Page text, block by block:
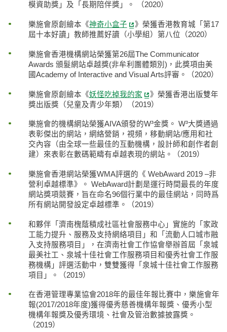
模資助獎」及「長期陪伴獎」。 （2020）
樂施會原創繪本《神奇小盒子
》榮獲香港教育城「第17
屆十本好讀」教師推薦好讀（小學組）第八位（2020）
樂施會香港機構網站榮獲第26屆The Communicator
Awards 頒髮網站卓越獎(非牟利團體類別)，此獎項由美
國Academy of Interactive and Visual Arts評審。（2020）
樂施會原創繪本《妖怪吃掉我的家
》榮獲香港出版雙年
獎出版獎（兒童及青少年類）（2019）
樂施會的機構網站榮獲AIVA頒發的W³金獎。 W³大獎通過
表彰傑出的網站，網絡營銷，視頻，移動網站/應用和社
交內容（由全球一些最佳的互動機構，設計師和創作者創
建）來表彰在數碼範疇有卓越表現的網站。（2019）
樂施會香港網站榮獲WMA評選的《 WebAward 2019 –非
營利卓越標準》。 WebAward計劃是運行時間最長的年度
網站獎項競賽，旨在命名96個行業中的最佳網站，同時爲
所有網站開發設定卓越標準。（2019）
和夥伴「濟南槐蔭積成社區社會服務中心」實施的「家政
工能力提升、服務及支持網絡項目」和「流動人口城市融
入支持服務項目」，在濟南社會工作協會舉辦首屆「泉城
最美社工、泉城十佳社會工作服務項目和優秀社會工作服
務機構」評選活動中，雙雙獲得「泉城十佳社會工作服務
項目」。（2019）
在香港管理專業協會2018年的最佳年報比賽中，樂施會年
報(2017/2018年度)獲得優秀慈善機構年報獎、優秀小型
機構年報獎及優秀環境、社會及管治數據披露獎。
（2019）